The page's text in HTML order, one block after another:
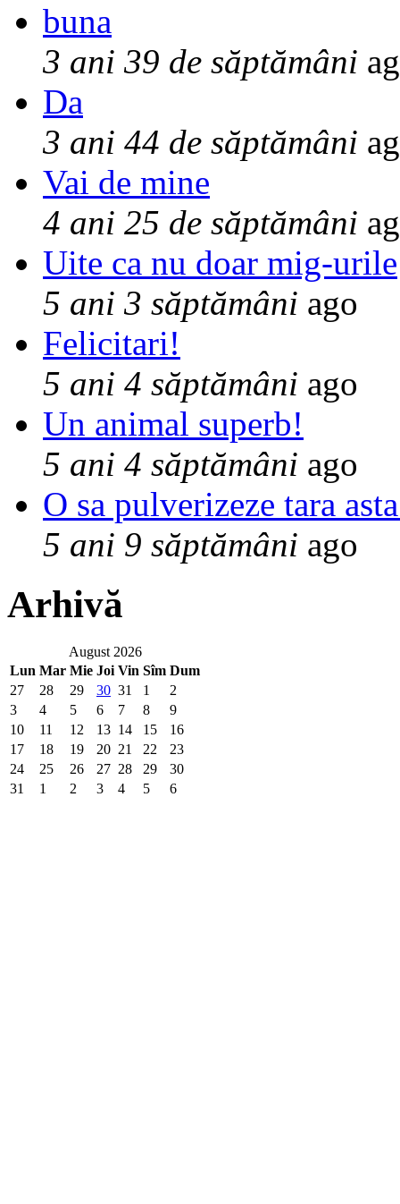
buna
3 ani 39 de săptămâni
Da
3 ani 44 de săptămâni
Vai de mine
4 ani 25 de săptămâni
Uite ca nu doar mig-urile
5 ani 3 săptămâni ago
Felicitari!
5 ani 4 săptămâni ago
Un animal superb!
5 ani 4 săptămâni ago
O sa pulverizeze tara
5 ani 9 săptămâni ago
Arhivă
August 2026
Lun Mar Mie Joi Vin Sîm Dum
27
28 29 30 31 1
2
3
4 5 6 7 8
9
10
11 12 13 14 15
16
17
18 19 20 21 22
23
24
25 26 27 28 29
30
31
1 2 3 4 5 6